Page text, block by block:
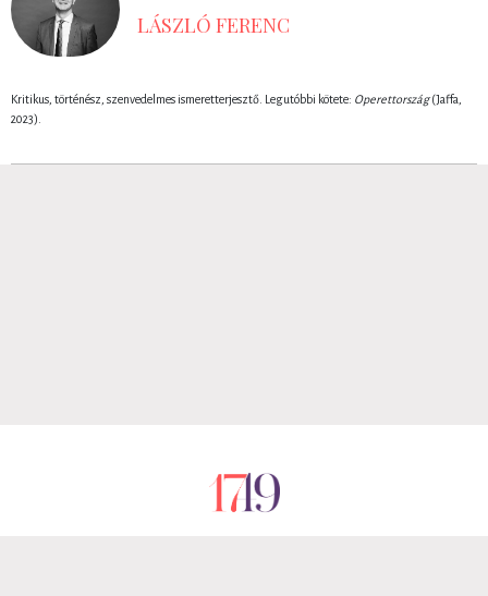
LÁSZLÓ FERENC
Kritikus, történész, szenvedelmes ismeretterjesztő. Legutóbbi kötete: Operettország(Jaffa,
2023).